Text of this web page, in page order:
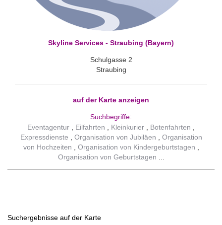
Skyline Services - Straubing (Bayern)
Schulgasse 2
Straubing
auf der Karte anzeigen
Suchbegriffe:
Eventagentur
Eilfahrten Kleinkurier
Botenfahrten
Expressdienste
Organisation von Jubiläen
Organisation
von Hochzeiten
Organisation von Kindergeburtstagen
Organisation von Geburtstagen
Suchergebnisse auf der Karte